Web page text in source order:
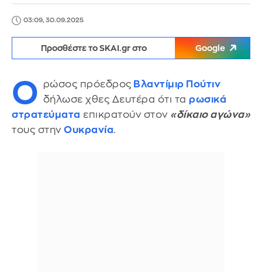
03:09, 30.09.2025
Προσθέστε το SKAI.gr στο Google
Ο ρώσος πρόεδρος Βλαντίμιρ Πούτιν
δήλωσε χθες Δευτέρα ότι τα ρωσικά
στρατεύματα επικρατούν στον «δίκαιο αγώνα»
τους στην Ουκρανία.